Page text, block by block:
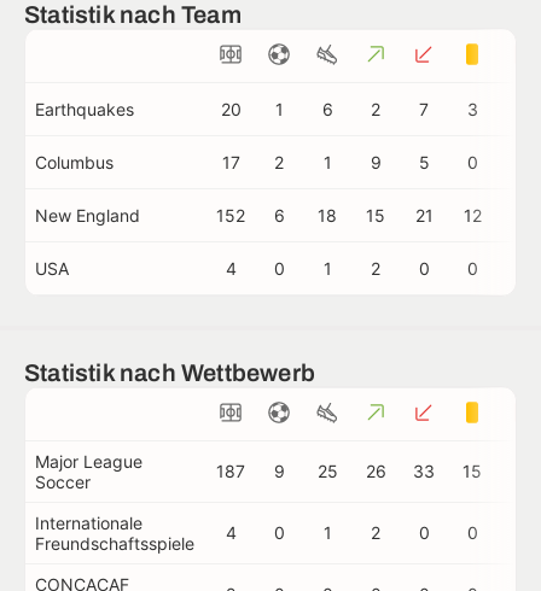
Statistik nach Team
Earthquakes 20 1 6 2 7 3
Columbus 17 2 1 9 5 0
New England 152 6 18 15 21 12
USA 4 0 1 2 0 0
Statistik nach Wettbewerb
Major League
Soccer
187 9 25 26 33 15
Internationale
Freundschaftsspiele
4 0 1 2 0 0
CONCACAF